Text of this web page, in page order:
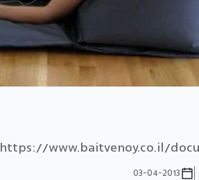
https://www.baitvenoy.co.il/
03-04-2013